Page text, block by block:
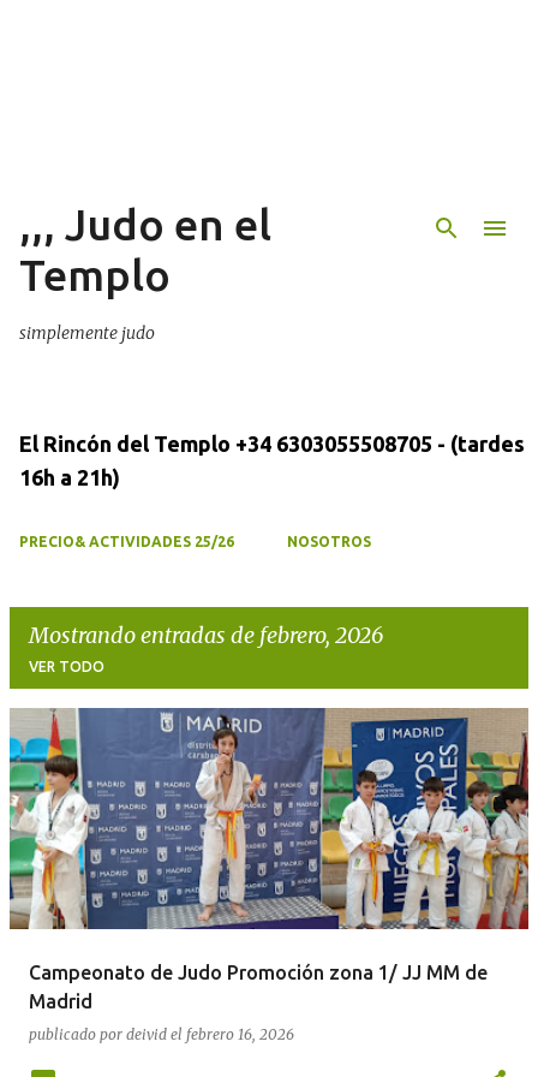
,,, Judo en el
Templo
simplemente judo
El Rincón del Templo +34 6303055508705 - (tardes
16h a 21h)
PRECIO& ACTIVIDADES 25/26 NOSOTROS
Mostrando entradas de febrero, 2026
VER TODO
E
n
t
r
a
d
Campeonato de Judo Promoción zona 1/ JJ MM de
Madrid
publicado por deivid el febrero 16, 2026